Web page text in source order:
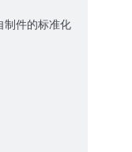
制件的标准化